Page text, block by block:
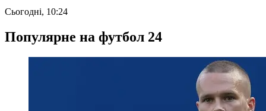
Сьогодні, 10:24
Популярне на футбол 24